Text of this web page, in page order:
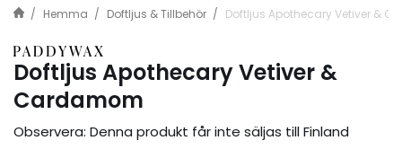
Hemma Doftljus & Tillbehör Doftljus Apothecary Vetiver &
Doftljus Apothecary Vetiver &
Cardamom
Observera: Denna produkt får inte säljas till Finland